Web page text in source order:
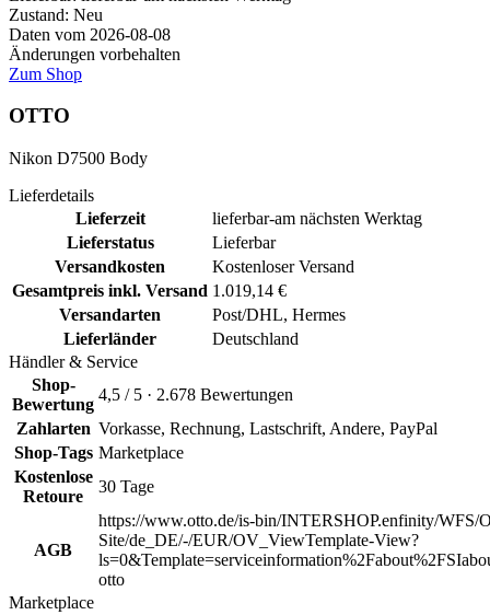
Zustand: Neu
Daten vom 2026-08-08
Änderungen vorbehalten
Zum Shop
OTTO
Nikon D7500 Body
Lieferdetails
Lieferzeit
lieferbar-am nächsten Werktag
Lieferstatus
Lieferbar
Versandkosten
Kostenloser Versand
Gesamtpreis inkl. Versand 1.019,14 €
Versandarten
Post/DHL, Hermes
Lieferländer
Deutschland
Händler & Service
Shop-
Bewertung
4,5 / 5 · 2.678 Bewertungen
Zahlarten Vorkasse, Rechnung, Lastschrift, Andere, PayPal
Shop-Tags Marketplace
Kostenlose
Retoure
30 Tage
AGB
https://www.otto.de/is-bin/INTERSHOP.enfinity/WFS/
Site/de_DE/-/EUR/OV_ViewTemplate-View?
otto
Marketplace